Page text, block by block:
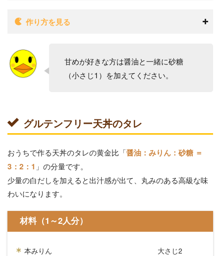
作り方を見る
甘めが好きな方は醤油と一緒に砂糖
（小さじ1）を加えてください。
グルテンフリー天丼のタレ
おうちで作る天丼のタレの黄金比「醤油：みりん：砂糖 ＝
3：2：1 」の分量です。
少量の白だしを加えると出汁感が出て、丸みのある高級な味
わいになります。
材料（1～2人分）
本みりん
大さじ2